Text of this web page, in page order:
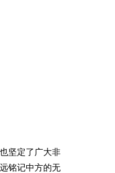
坚定了广大非
铭记中方的无